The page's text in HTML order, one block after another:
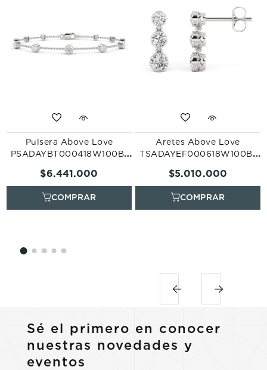
Pulsera Above Love
PSADAYBT000418W100B-
$6.441.000
Aretes Above Love
TSADAYEF000618W100B-
$5.010.000
Sé el primero en conocer
nuestras novedades y
eventos